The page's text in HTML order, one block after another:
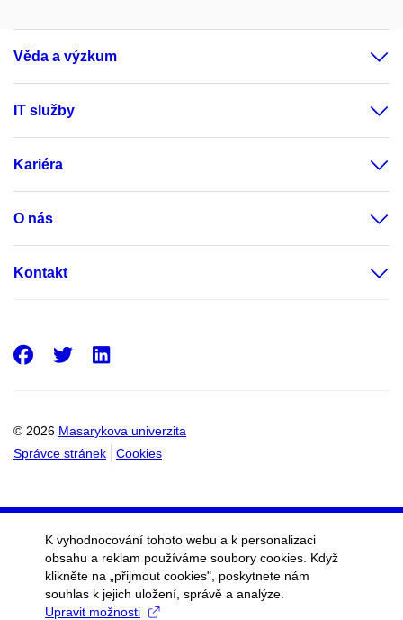
Věda a výzkum
IT služby
Kariéra
O nás
Kontakt
© 2026 Masarykova univerzita
Správce stránek
Cookies
Facebook
Twitter
K vyhodnocování tohoto webu a k personalizaci
obsahu a reklam používáme soubory cookies. Když
klikněte na „přijmout cookies", poskytnete nám
souhlas k jejich uložení, správě a analýze.
Upravit možnosti